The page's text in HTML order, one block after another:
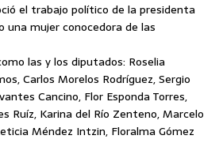
el trabajo político de la presidenta
una mujer conocedora de las
las y los diputados: Roselia
Carlos Morelos Rodríguez, Sergio
Cancino, Flor Esponda Torres,
Ruíz, Karina del Río Zenteno, Marcelo
Méndez Intzin, Floralma Gómez